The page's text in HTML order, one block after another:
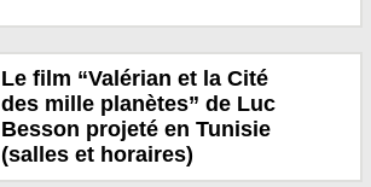
Le film “Valérian et la Cité
des mille planètes” de Luc
Besson projeté en Tunisie
(salles et horaires)